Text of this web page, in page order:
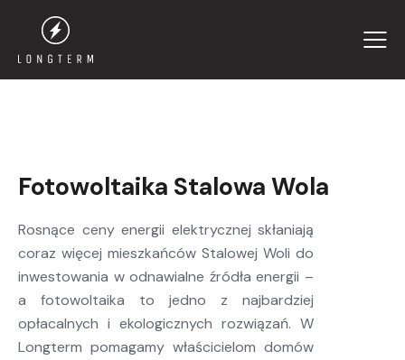
Fotowoltaika Stalowa Wola
Rosnące ceny energii elektrycznej skłaniają
coraz więcej mieszkańców Stalowej Woli do
inwestowania w odnawialne źródła energii –
a fotowoltaika to jedno z najbardziej
opłacalnych i ekologicznych rozwiązań. W
Longterm pomagamy właścicielom domów